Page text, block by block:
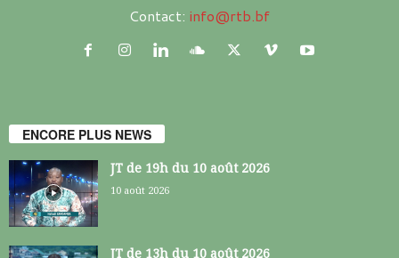
Contact: info@rtb.bf
ENCORE PLUS NEWS
JT de 19h du 10 août 2026
10 août 2026
JT de 13h du 10 août 2026